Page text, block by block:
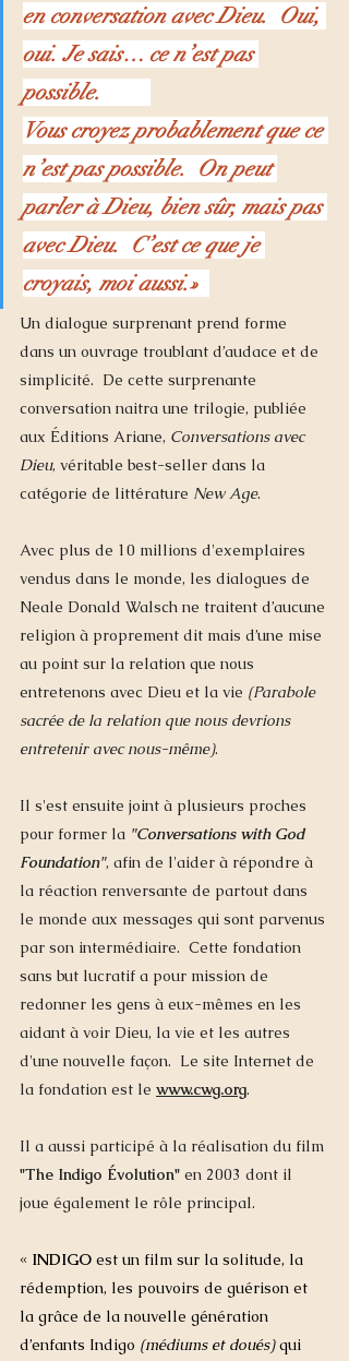
en conversation avec Dieu.  Oui,
oui. Je sais… ce n’est pas
possible.
Vous croyez probablement que ce
n’est pas possible.  On peut
parler à Dieu, bien sûr, mais pas
avec Dieu.  C’est ce que je
croyais, moi aussi.»
Un dialogue surprenant prend forme
dans un ouvrage troublant d’audace et de
simplicité.  De cette surprenante
conversation naitra une trilogie, publiée
aux Éditions Ariane, Conversations avec
Dieu, véritable best-seller dans la
catégorie de littérature New Age.
Avec plus de 10 millions d'exemplaires
vendus dans le monde, les dialogues de
Neale Donald Walsch ne traitent d’aucune
religion à proprement dit mais d’une mise
au point sur la relation que nous
entretenons avec Dieu et la vie (Parabole
sacrée de la relation que nous devrions
entretenir avec nous-même).
Il s'est ensuite joint à plusieurs proches
pour former la "Conversations with God
Foundation", afin de l'aider à répondre à
la réaction renversante de partout dans
le monde aux messages qui sont parvenus
par son intermédiaire.  Cette fondation
sans but lucratif a pour mission de
redonner les gens à eux-mêmes en les
aidant à voir Dieu, la vie et les autres
d'une nouvelle façon.  Le site Internet de
la fondation est le www.cwg.org.
Il a aussi participé à la réalisation du film
"The Indigo Évolution" en 2003 dont il
joue également le rôle principal.
« INDIGO est un film sur la solitude, la
rédemption, les pouvoirs de guérison et
la grâce de la nouvelle génération
d’enfants Indigo (médiums et doués) qui